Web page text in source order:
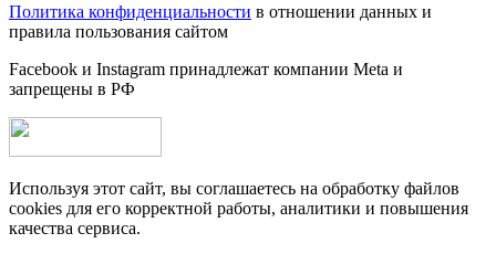
Политика конфиденциальности в отношении данных и
правила пользования сайтом
Facebook и Instagram принадлежат компании Metа и
запрещены в РФ
Используя этот сайт, вы соглашаетесь на обработку файлов
cookies для его корректной работы, аналитики и повышения
качества сервиса.